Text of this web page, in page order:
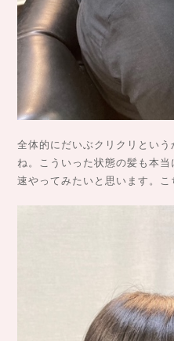
全体的にだいぶクリクリとい
ね。こういった状態の髪も本
速やってみたいと思います。こ